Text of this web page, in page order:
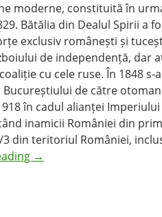
moderne, constituită în
Bătălia din Dealul Spirii a
exclusiv românești și
de independență, dar
cu cele ruse. În 1848 s-
de către
în cadul alianței
inamicii României din
din teritoriul României,
→